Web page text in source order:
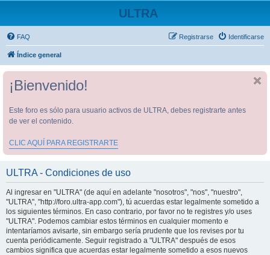
ULTRA
FAQ Identificarse
Registrarse
Índice general
¡Bienvenido!
Este foro es sólo para usuario activos de ULTRA, debes registrarte antes
de ver el contenido.
CLIC AQUÍ PARA REGISTRARTE
ULTRA - Condiciones de uso
Al ingresar en "ULTRA" (de aquí en adelante "nosotros", "nos", "nuestro",
"ULTRA", "http://foro.ultra-app.com"), tú acuerdas estar legalmente sometido a
los siguientes términos. En caso contrario, por favor no te registres y/o uses
"ULTRA". Podemos cambiar estos términos en cualquier momento e
intentaríamos avisarte, sin embargo sería prudente que los revises por tu
cuenta periódicamente. Seguir registrado a "ULTRA" después de esos
cambios significa que acuerdas estar legalmente sometido a esos nuevos